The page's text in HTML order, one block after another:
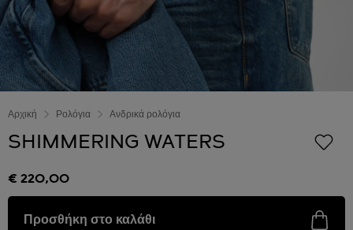
Αρχική Ρολόγια Ανδρικά ρολόγια
SHIMMERING WATERS
€ 220,00
Προσθήκη στο καλάθι